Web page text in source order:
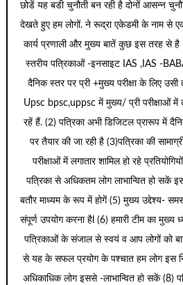
छोडें यह बडी चुनौती बन रही है दोनों आसन्न
देखते हुए हम लोगों. ने रूद्रा एकेडमी के नाम से
कार्य प्रणाली और मुख्य बातें कुछ इस तरह से है
स्तरीय पत्रिकाओं -इनसाइट IAS ,IAS -
दैनिक स्तर पर प्री +मुख्य परीक्षा के लिए
Upsc bpsc,uppsc में मुख्य/ प्री परीक्षाओं
रहें हैं. (2) पत्रिका अभी डिजिटल प्रारूप में
पर तैयार की जा रही है (3)पत्रिका की
परीक्षाओं में लगातार शामिल हो रहे
पत्रिका से अधिकतम लोग लाभान्वित हो सकें
बतौर माध्यम के रूप में होगें (5) मुख्य उद्देश्य-
संपूर्ण उपयोग करना हैl (6) हमारी टीम का
पत्रिकाओं के संजाल से स्वयं व आप लोगों को
से यह के सफल प्रयोग के पश्चात हम लोग इस
अधिकाधिक लोग इससे -लाभान्वित हो सकें (8)